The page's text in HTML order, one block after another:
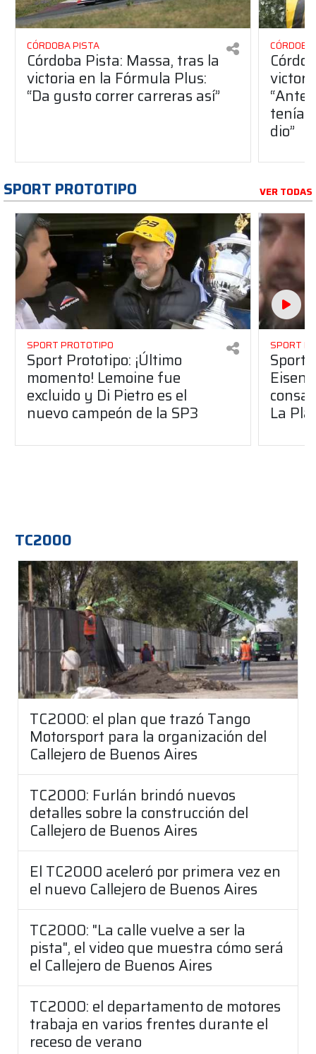
CÓRDOBA PISTA
Córdoba Pista: Massa, tras la
victoria en la Fórmula Plus:
“Da gusto correr carreras así”
dio”
SPORT PROTOTIPO VER TODAS
SPORT PROTOTIPO
Sport Prototipo: ¡Último
momento! Lemoine fue
excluido y Di Pietro es el
nuevo campeón de la SP3
SPORT
Sport
La
TC2000
TC2000: el plan que trazó Tango
Motorsport para la organización del
Callejero de Buenos Aires
TC2000: Furlán brindó nuevos
detalles sobre la construcción del
Callejero de Buenos Aires
El TC2000 aceleró por primera vez en
el nuevo Callejero de Buenos Aires
TC2000: "La calle vuelve a ser la
pista", el video que muestra cómo será
el Callejero de Buenos Aires
TC2000: el departamento de motores
trabaja en varios frentes durante el
receso de verano